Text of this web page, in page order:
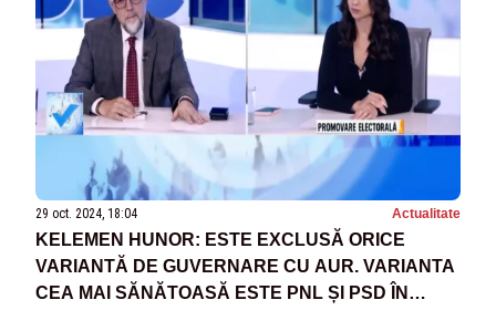
29 oct. 2024, 18:04 Actualitate
KELEMEN HUNOR: ESTE EXCLUSĂ ORICE
VARIANTĂ DE GUVERNARE CU AUR. VARIANTA
CEA MAI SĂNĂTOASĂ ESTE PNL ȘI PSD ÎN